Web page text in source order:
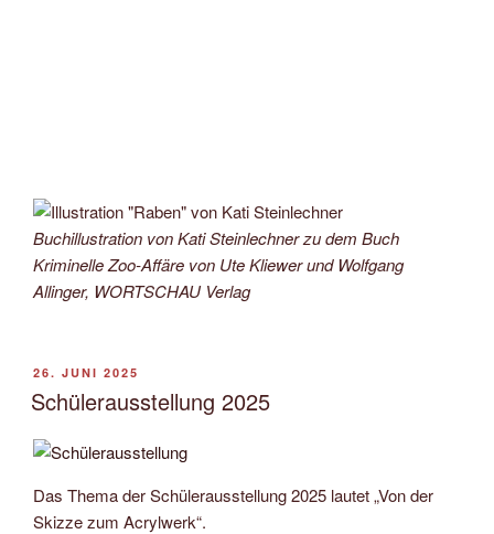
Buchillustration von Kati Steinlechner zu dem Buch
Kriminelle Zoo-Affäre von Ute Kliewer und Wolfgang
Allinger, WORTSCHAU Verlag
VERÖFFENTLICHT
AM
26. JUNI 2025
Schülerausstellung 2025
Das Thema der Schülerausstellung 2025 lautet „Von der
Skizze zum Acrylwerk“.